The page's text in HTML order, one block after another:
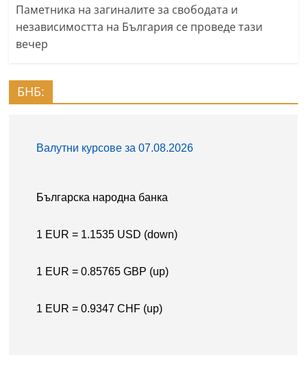
Паметника на загиналите за свободата и
независимостта на България се проведе тази
вечер
БНБ: